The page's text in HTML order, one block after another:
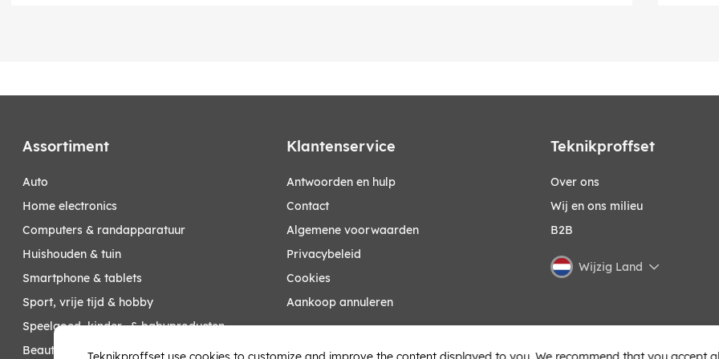
Assortiment
auto
home electronics
computers & randapparatuur
huishouden & tuin
smartphone & tablets
sport, vrije tijd & hobby
speelgoed, kinder- & babyproducten
beauty & health
Klantenservice
Antwoorden en hulp
Contact
Algemene voorwaarden
Privacybeleid
Cookies
Aankoop annuleren
Teknikproffset
Over ons
Wij en ons milieu
B2B
Wijzig Land